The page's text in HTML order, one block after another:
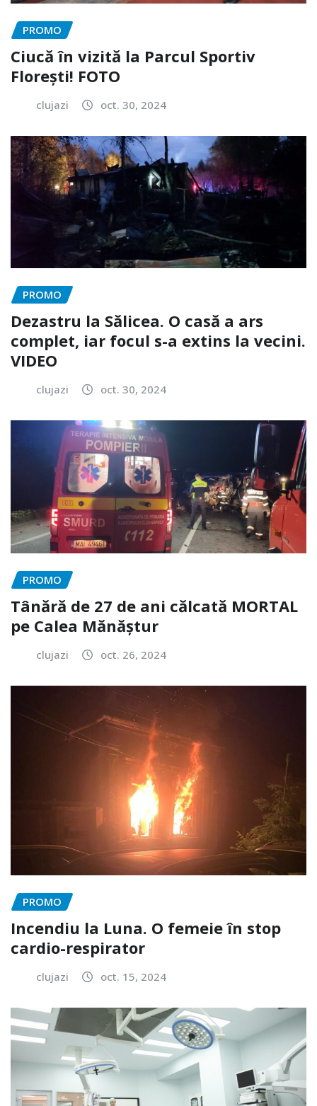
PROMO
Ciucă în vizită la Parcul Sportiv
Florești! FOTO
clujazi oct. 30, 2024
PROMO
Dezastru la Sălicea. O casă a ars
complet, iar focul s-a extins la vecini.
VIDEO
clujazi oct. 30, 2024
PROMO
Tânără de 27 de ani călcată MORTAL
pe Calea Mănăștur
clujazi oct. 26, 2024
PROMO
Incendiu la Luna. O femeie în stop
cardio-respirator
clujazi oct. 15, 2024